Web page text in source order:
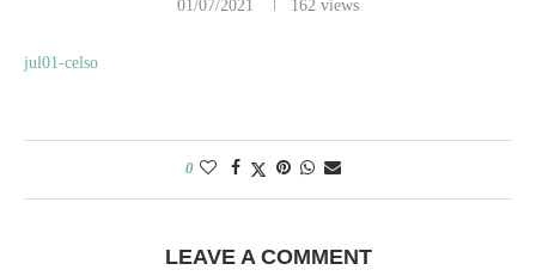
01/07/2021 162 views
jul01-celso
0
LEAVE A COMMENT